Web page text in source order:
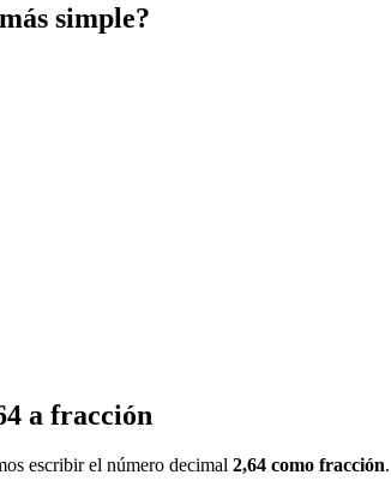
simple?
a fracción
escribir el número decimal 2,64 como fracción